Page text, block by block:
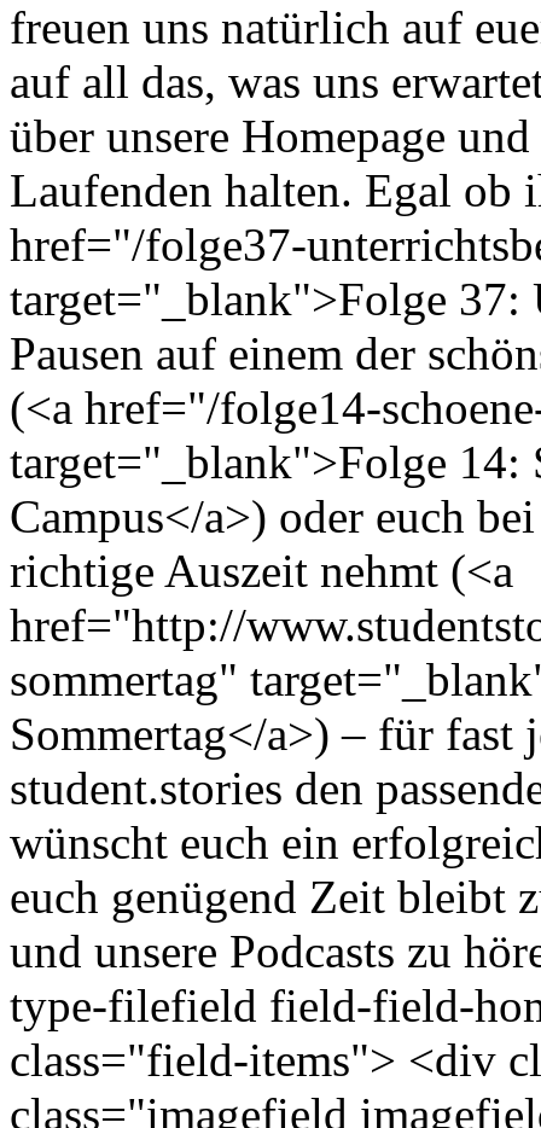
freuen uns natürlich auf
auf all das, was uns
über unsere Homepage
Laufenden halten. Egal
href="/folge37-
target="_blank">Folge 37:
Pausen auf einem der
(<a href="/folge14-
target="_blank">Folge 14:
Campus</a>) oder euch
richtige Auszeit nehmt (<a
href="http://
sommertag"
Sommertag</a>) – für fast
student.stories den
wünscht euch ein
euch genügend Zeit bleibt
und unsere Podcasts zu
type-filefield field-field-
class="field-items"> <div
class="imagefield